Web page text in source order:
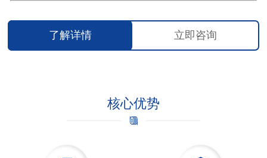
了解详情 立即咨询
核心优势